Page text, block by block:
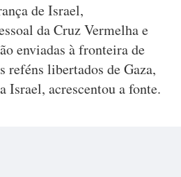
de Israel,
da Cruz Vermelha e
enviadas à fronteira de
reféns libertados de Gaza,
Israel, acrescentou a fonte.